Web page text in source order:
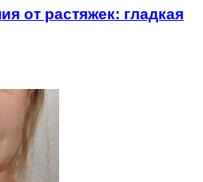
от растяжек: гладкая